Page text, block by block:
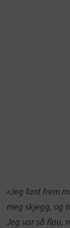
«Jeg fant frem
meg skjegg, og
Jeg var så flau,